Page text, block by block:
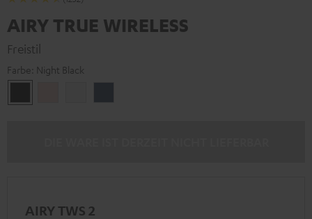
AIRY TRUE WIRELESS
Freistil
Farbe: Night Black
Black
White
AIRY TWS 2